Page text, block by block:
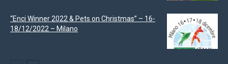
“Enci Winner 2022 & Pets on Christmas” – 16-
18/12/2022 – Milano